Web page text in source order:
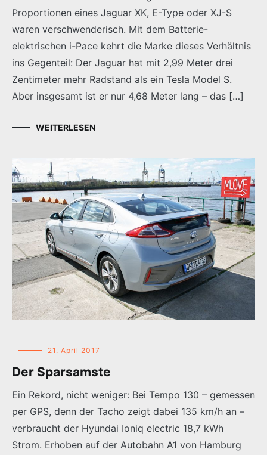
Proportionen eines Jaguar XK, E-Type oder XJ-S
waren verschwenderisch. Mit dem Batterie-
elektrischen i-Pace kehrt die Marke dieses Verhältnis
ins Gegenteil: Der Jaguar hat mit 2,99 Meter drei
Zentimeter mehr Radstand als ein Tesla Model S.
Aber insgesamt ist er nur 4,68 Meter lang – das […]
WEITERLESEN
21. April 2017
Der Sparsamste
Ein Rekord, nicht weniger: Bei Tempo 130 – gemessen
per GPS, denn der Tacho zeigt dabei 135 km/h an –
verbraucht der Hyundai Ioniq electric 18,7 kWh
Strom. Erhoben auf der Autobahn A1 von Hamburg